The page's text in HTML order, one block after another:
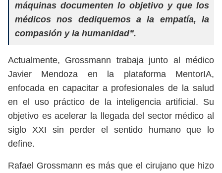
máquinas documenten lo objetivo y que los
médicos nos dediquemos a la empatía, la
compasión y la humanidad”.
Actualmente, Grossmann trabaja junto al médico
Javier Mendoza en la plataforma MentorIA,
enfocada en capacitar a profesionales de la salud
en el uso práctico de la inteligencia artificial. Su
objetivo es acelerar la llegada del sector médico al
siglo XXI sin perder el sentido humano que lo
define.
Rafael Grossmann es más que el cirujano que hizo